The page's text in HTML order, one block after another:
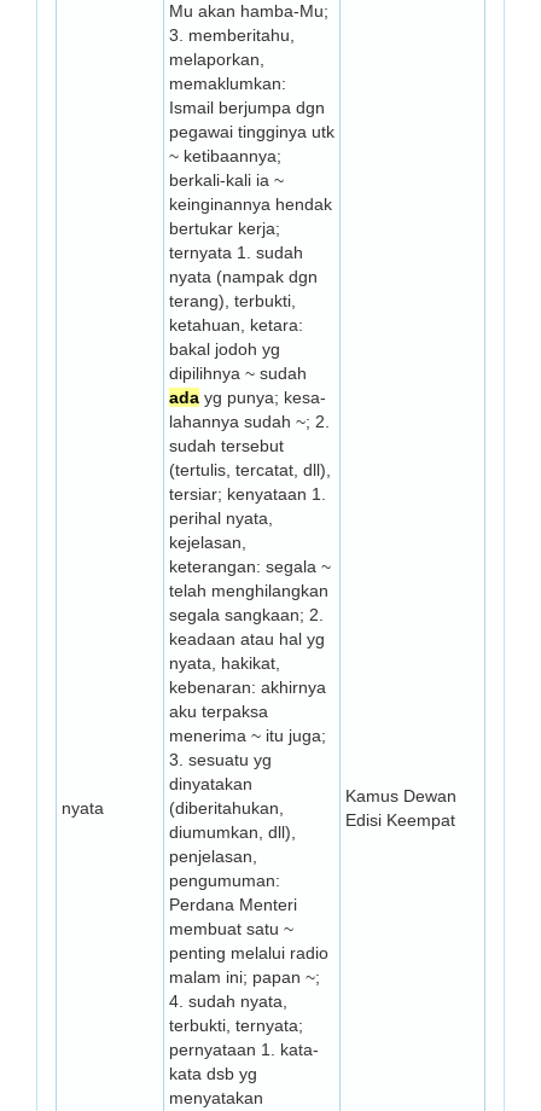
nyata
Mu akan hamba-Mu;
3. mem­beritahu,
melaporkan,
memaklumkan:
Ismail berjumpa dgn
pegawai tingginya utk
~ ke­tibaannya;
berkali-kali ia ~
keinginannya hendak
bertukar kerja;
ternyata 1. sudah
nyata (nampak dgn
terang), terbukti,
ketahuan, ketara:
bakal jodoh yg
dipilihnya ~ sudah
ada yg punya; ke­sa­
lahannya sudah ~; 2.
sudah tersebut
(tertulis, tercatat, dll),
tersiar; kenyataan 1.
perihal nyata,
kejelasan,
keterangan: segala ~
telah menghilangkan
segala sangkaan; 2.
keadaan atau hal yg
nyata, hakikat,
kebenaran: akhirnya
aku terpaksa
menerima ~ itu juga;
3. sesuatu yg
dinyatakan
(diberitahukan,
diumumkan, dll),
penjelasan,
pengumuman:
Perdana Menteri
membuat satu ~
penting melalui radio
malam ini; papan ~;
4. sudah nyata,
terbukti, ternyata;
pernyataan 1. kata-
kata dsb yg
menyatakan
Kamus Dewan
Edisi Keempat